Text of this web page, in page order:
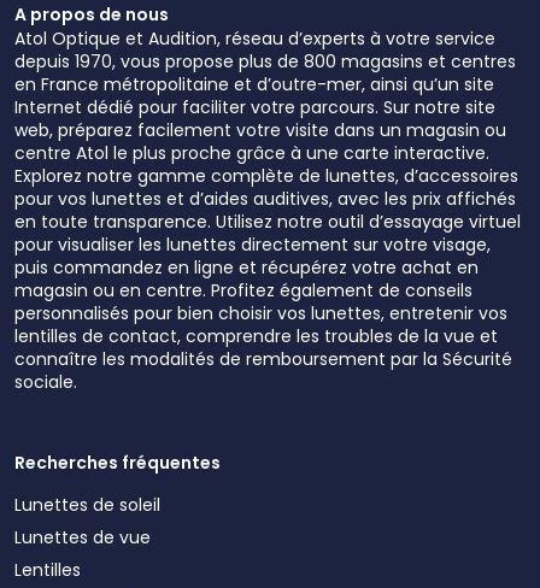
A propos de nous
Atol Optique et Audition, réseau d’experts à votre service
depuis 1970, vous propose plus de 800 magasins et centres
en France métropolitaine et d’outre-mer, ainsi qu’un site
Internet dédié pour faciliter votre parcours. Sur notre site
web, préparez facilement votre visite dans un magasin ou
centre Atol le plus proche grâce à une carte interactive.
Explorez notre gamme complète de lunettes, d’accessoires
pour vos lunettes et d’aides auditives, avec les prix affichés
en toute transparence. Utilisez notre outil d’essayage virtuel
pour visualiser les lunettes directement sur votre visage,
puis commandez en ligne et récupérez votre achat en
magasin ou en centre. Profitez également de conseils
personnalisés pour bien choisir vos lunettes, entretenir vos
lentilles de contact, comprendre les troubles de la vue et
connaître les modalités de remboursement par la Sécurité
sociale.
Recherches fréquentes
Lunettes de soleil
Lunettes de vue
Lentilles